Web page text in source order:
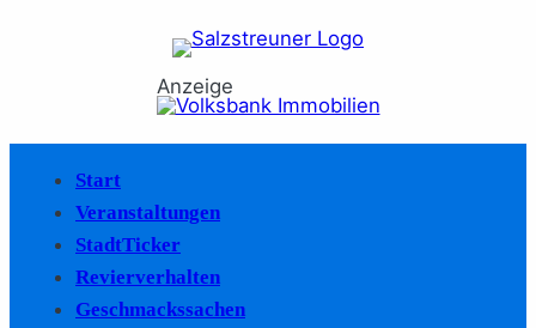
Anzeige
Start
Veranstaltungen
StadtTicker
Revierverhalten
Geschmackssachen